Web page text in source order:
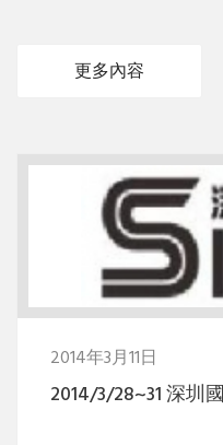
更多內容
2014年3月11日
2014/3/28~31 深圳